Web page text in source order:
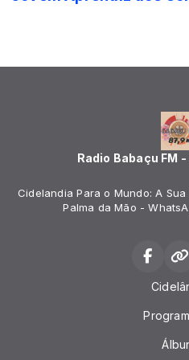
Radio Babaçu FM
Cidelandia Para o Mundo: A
Palma da Mão -